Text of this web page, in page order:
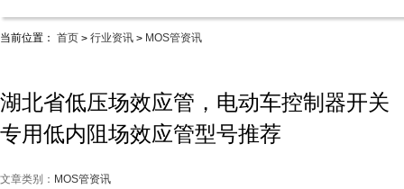
当前位置： 首页 > 行业资讯 > MOS管资讯
湖北省低压场效应管，电动车控制器开关
专用低内阻场效应管型号推荐
文章类别： MOS管资讯